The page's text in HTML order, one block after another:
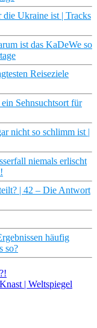
Ukraine ist | Tracks
ist das KaDeWe so
Reiseziele
Sehnsuchtsort für
nicht so schlimm ist |
niemals erlischt
| 42 – Die Antwort
häufig
so?
| Weltspiegel